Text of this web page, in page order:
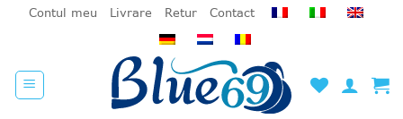
Contul meu Livrare Retur Contact